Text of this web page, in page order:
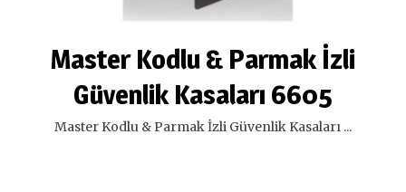
Master Kodlu & Parmak İzli
Güvenlik Kasaları 6605
Master Kodlu & Parmak İzli Güvenlik Kasaları ...